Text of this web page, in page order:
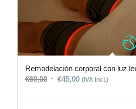
Remodelación corporal con luz
€60,00 €45,00 (IVA incl.)